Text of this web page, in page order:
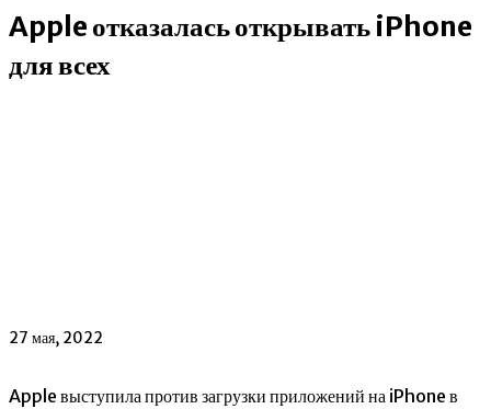
Apple отказалась открывать iPhone
для всех
27 мая, 2022
Apple выступила против загрузки приложений на iPhone в